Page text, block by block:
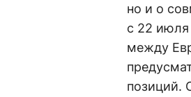
но и о
с 22 июля
между
позиций.